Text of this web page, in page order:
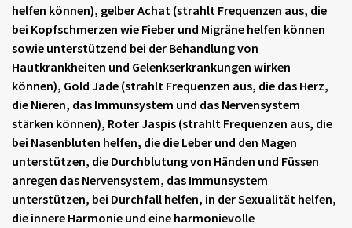
helfen können), gelber Achat (strahlt Frequenzen aus, die
bei Kopfschmerzen wie Fieber und Migräne helfen können
sowie unterstützend bei der Behandlung von
Hautkrankheiten und Gelenkserkrankungen wirken
können), Gold Jade (strahlt Frequenzen aus, die das Herz,
die Nieren, das Immunsystem und das Nervensystem
stärken können), Roter Jaspis (strahlt Frequenzen aus, die
bei Nasenbluten helfen, die die Leber und den Magen
unterstützen, die Durchblutung von Händen und Füssen
anregen das Nervensystem, das Immunsystem
unterstützen, bei Durchfall helfen, in der Sexualität helfen,
die innere Harmonie und eine harmonievolle